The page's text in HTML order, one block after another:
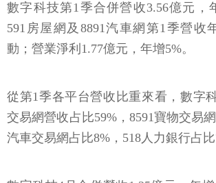
數字科技第1季合併營收3.56億元，
591房屋網及8891汽車網第1季營收
動；營業淨利1.77億元，年增5%。
從第1季各平台營收比重來看，數字
交易網營收占比59%，8591寶物交易
汽車交易網占比8%，518人力銀行占比